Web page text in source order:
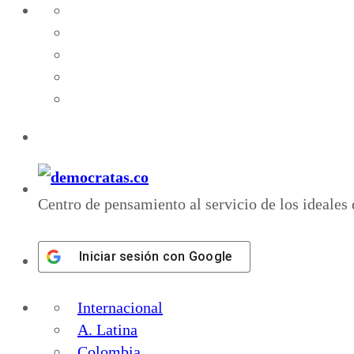
Centro de pensamiento al servicio de los ideales
Iniciar sesión con Google
Internacional
A. Latina